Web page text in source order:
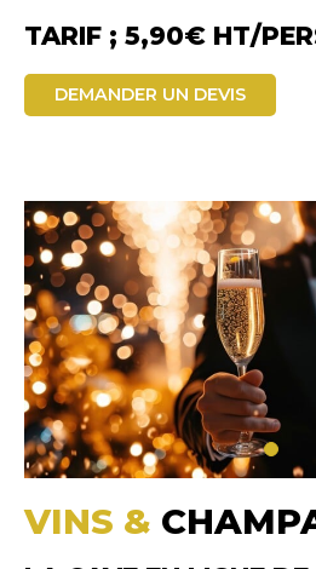
TARIF ; 5,90€ HT/
DEMANDER UN DEVIS
VINS &